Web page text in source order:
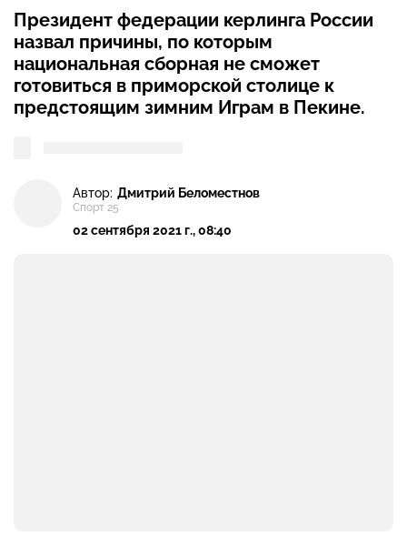
Президент федерации керлинга России
назвал причины, по которым
национальная сборная не сможет
готовиться в приморской столице к
предстоящим зимним Играм в Пекине.
Автор: Дмитрий Беломестнов
Спорт 25
02 сентября 2021 г., 08:40